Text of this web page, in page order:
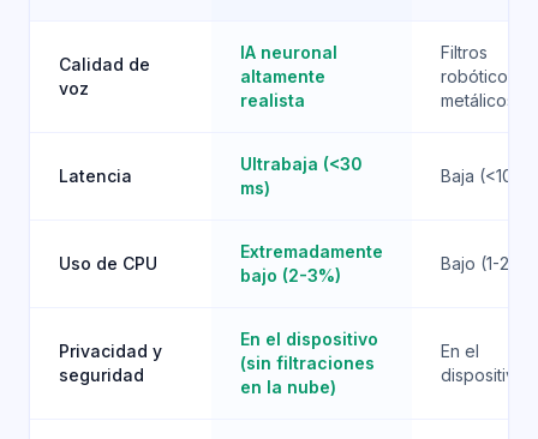
Calidad de
voz
IA neuronal
altamente
realista
Filtros
robóticos y
metálicos
Latencia
Ultrabaja (<30
ms)
Baja (<10
Uso de CPU
Extremadamente
bajo (2-3%)
Bajo (1-2%)
Privacidad y
seguridad
En el dispositivo
(sin filtraciones
en la nube)
En el
dispositivo